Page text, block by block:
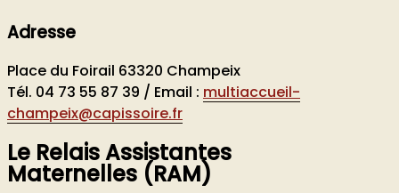
Adresse
Place du Foirail 63320 Champeix
Tél. 04 73 55 87 39 / Email : multiaccueil-
champeix@capissoire.fr
Le Relais Assistantes
Maternelles (RAM)